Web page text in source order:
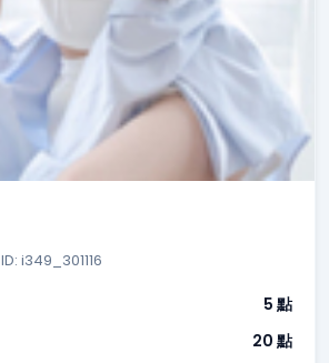
ID: i349_301116
5 點
20 點